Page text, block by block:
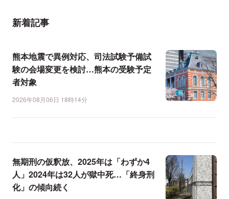
新着記事
熊本地震で異例対応、司法試験予備試
験の会場変更を検討…熊本の受験予定
者対象
2026年08月06日 18時14分
無期刑の仮釈放、2025年は「わずか4
人」2024年は32人が獄中死…「終身刑
化」の傾向続く